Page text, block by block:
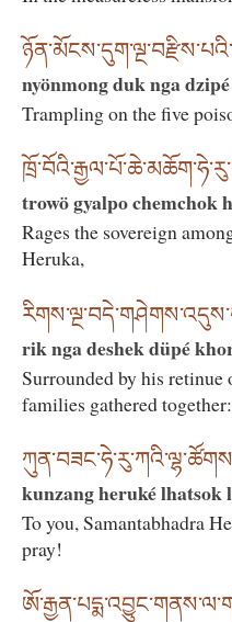
nyönmong duk nga
Trampling on the five
trowö gyalpo chemchok
Rages the sovereign
Heruka,
rik nga deshek düpé
Surrounded by his retinue
families gathered together:
kunzang heruké lhatsok
To you, Samantabhadra
pray!